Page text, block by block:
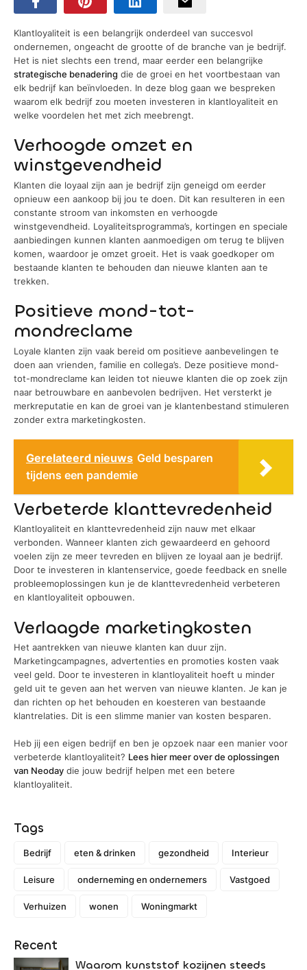
Klantloyaliteit is een belangrijk onderdeel van succesvol
ondernemen, ongeacht de grootte of de branche van je bedrijf.
Het is niet slechts een trend, maar eerder een belangrijke
strategische benadering die de groei en het voortbestaan van
elk bedrijf kan beïnvloeden. In deze blog gaan we bespreken
waarom elk bedrijf zou moeten investeren in klantloyaliteit en
welke voordelen het met zich meebrengt.
Verhoogde omzet en
winstgevendheid
Klanten die loyaal zijn aan je bedrijf zijn geneigd om eerder
opnieuw een aankoop bij jou te doen. Dit kan resulteren in een
constante stroom van inkomsten en verhoogde
winstgevendheid. Loyaliteitsprogramma’s, kortingen en speciale
aanbiedingen kunnen klanten aanmoedigen om terug te blijven
komen, waardoor je omzet groeit. Het is vaak goedkoper om
bestaande klanten te behouden dan nieuwe klanten aan te
trekken.
Positieve mond-tot-
mondreclame
Loyale klanten zijn vaak bereid om positieve aanbevelingen te
doen aan vrienden, familie en collega’s. Deze positieve mond-
tot-mondreclame kan leiden tot nieuwe klanten die op zoek zijn
naar betrouwbare en aanbevolen bedrijven. Het versterkt je
merkreputatie en kan de groei van je klantenbestand stimuleren
zonder extra marketingkosten.
Gerelateerd nieuws Geld besparen
tijdens een pandemie
Verbeterde klanttevredenheid
Klantloyaliteit en klanttevredenheid zijn nauw met elkaar
verbonden. Wanneer klanten zich gewaardeerd en gehoord
voelen zijn ze meer tevreden en blijven ze loyaal aan je bedrijf.
Door te investeren in klantenservice, goede feedback en snelle
probleemoplossingen kun je de klanttevredenheid verbeteren
en klantloyaliteit opbouwen.
Verlaagde marketingkosten
Het aantrekken van nieuwe klanten kan duur zijn.
Marketingcampagnes, advertenties en promoties kosten vaak
veel geld. Door te investeren in klantloyaliteit hoeft u minder
geld uit te geven aan het werven van nieuwe klanten. Je kan je
dan richten op het behouden en koesteren van bestaande
klantrelaties. Dit is een slimme manier van kosten besparen.
Heb jij een eigen bedrijf en ben je opzoek naar een manier voor
verbeterde klantloyaliteit? Lees hier meer over de oplossingen
van Neoday die jouw bedrijf helpen met een betere
klantloyaliteit.
Tags
Bedrijf eten & drinken gezondheid Interieur
Leisure onderneming en ondernemers Vastgoed
Verhuizen wonen Woningmarkt
Recent
Waarom kunststof kozijnen steeds